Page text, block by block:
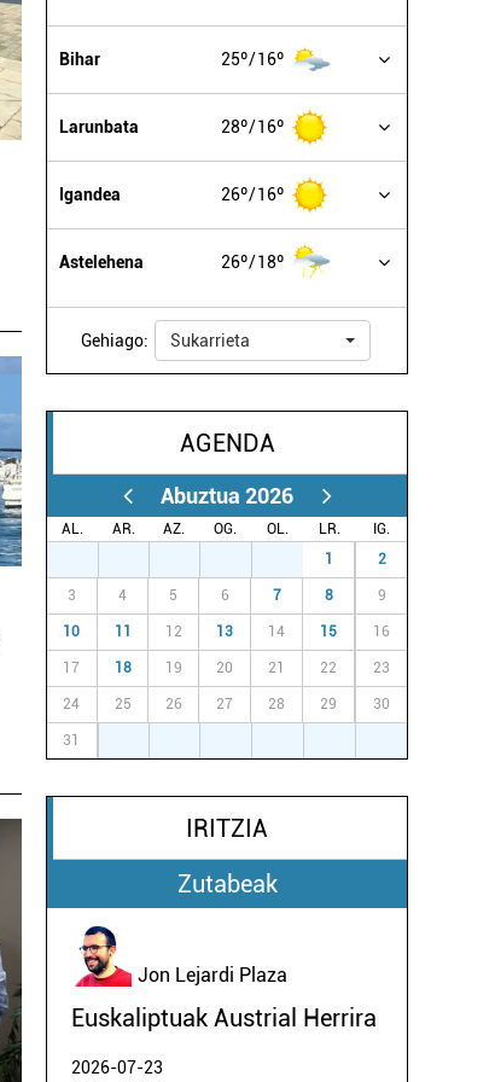
Bihar 25º 16º
Larunbata 28º 16º
Igandea 26º 16º
Astelehena 26º 18º
Gehiago: Sukarrieta
AGENDA
Abuztua 2026
AL. AR. AZ. OG. OL. LR.
IG.
1 2
3 4 5 6 7 8 9
10 11 12 13 14 15 16
17 18 19 20 21 22 23
24 25 26 27 28 29 30
31
IRITZIA
Zutabeak
Jon Lejardi Plaza
Euskaliptuak Austrial Herrira
2026-07-23